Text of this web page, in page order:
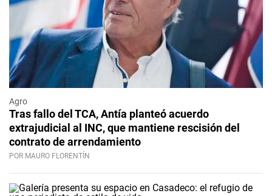
Agro
Tras fallo del TCA, Antía planteó acuerdo
extrajudicial al INC, que mantiene rescisión del
contrato de arrendamiento
POR MAURO FLORENTÍN